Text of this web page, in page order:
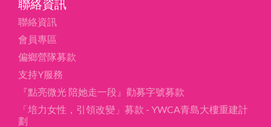
聯絡資訊
聯絡資訊
會員專區
偏鄉營隊募款
支持Y服務
『點亮微光 陪她走一段』勸募字號募款
「培力女性，引領改變」募款 - YWCA青島大樓重建計
劃